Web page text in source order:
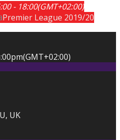
- 18:00(GMT+02:00)
Premier League 2019/20
(GMT+02:00)
UK